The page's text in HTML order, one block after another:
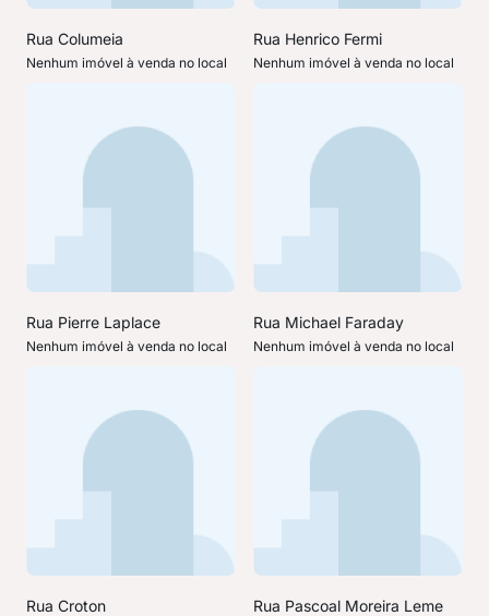
Rua Columeia
Nenhum imóvel à venda no local
Rua Henrico Fermi
Nenhum imóvel à venda no local
Rua Pierre Laplace
Nenhum imóvel à venda no local
Rua Michael Faraday
Nenhum imóvel à venda no local
Rua Croton Rua Pascoal Moreira Leme